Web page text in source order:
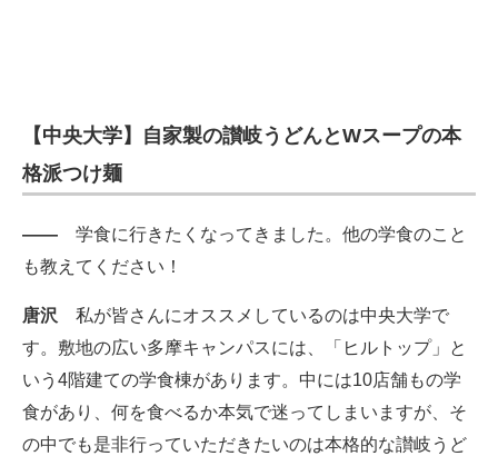
【中央大学】自家製の讃岐うどんとWスープの本
格派つけ麺
―― 学食に行きたくなってきました。他の学食のこと
も教えてください！
唐沢 私が皆さんにオススメしているのは中央大学で
す。敷地の広い多摩キャンパスには、「ヒルトップ」と
いう4階建ての学食棟があります。中には10店舗もの学
食があり、何を食べるか本気で迷ってしまいますが、そ
の中でも是非行っていただきたいのは本格的な讃岐うど